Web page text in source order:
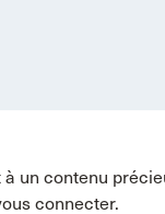
un contenu
connecter.